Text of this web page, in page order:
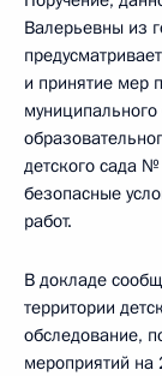
Валерьевны из
и принятие мер
детского сада
безопасные
работ.
В докладе
территории
обследование,
мероприятий на